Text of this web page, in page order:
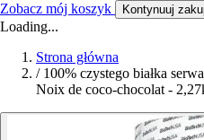
Zobacz mój koszyk Kontynuuj
Loading...
Strona główna
/ 100% czystego białka
Noix de coco-chocolat -